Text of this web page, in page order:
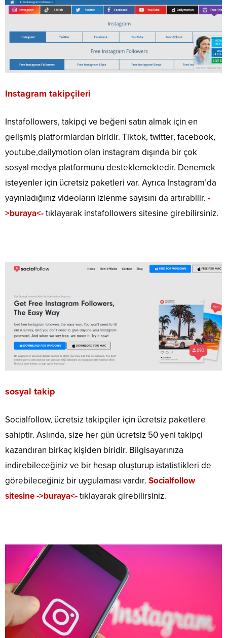
Instagram takipçileri
Instafollowers, takipçi ve beğeni satın almak için en
gelişmiş platformlardan biridir. Tiktok, twitter, facebook,
youtube,dailymotion olan instagram dışında bir çok
sosyal medya platformunu desteklemektedir. Denemek
isteyenler için ücretsiz paketleri var. Ayrıca Instagram’da
yayınladığınız videoların izlenme sayısını da artırabilir. -
>buraya<-tıklayarak instafollowers sitesine girebilirsiniz.
sosyal takip
Socialfollow, ücretsiz takipçiler için ücretsiz paketlere
sahiptir. Aslında, size her gün ücretsiz 50 yeni takipçi
kazandıran birkaç kişiden biridir. Bilgisayarınıza
indirebileceğiniz ve bir hesap oluşturup istatistikleri de
görebileceğiniz bir uygulaması vardır. Socialfollow
sitesine ->buraya<-tıklayarak girebilirsiniz.